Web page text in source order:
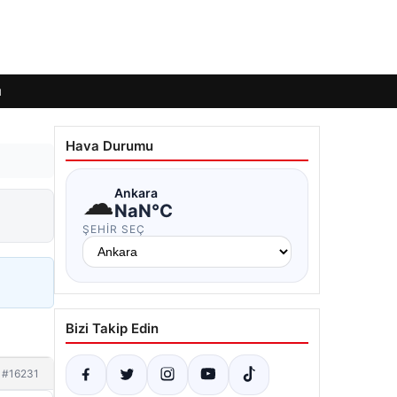
#16231
Hava Durumu
☁Ankara
NaN°C
ŞEHIR SEÇ
Bizi Takip Edin